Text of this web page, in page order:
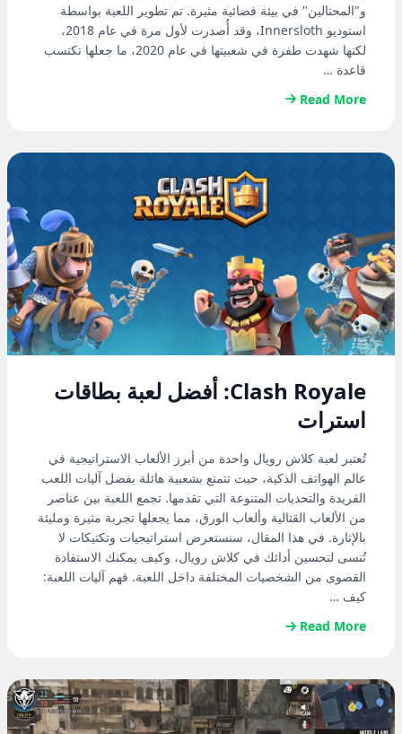
و"المحتالين" في بيئة فضائية مثيرة. تم تطوير اللعبة بواسطة
استوديو Innersloth، وقد أُصدرت لأول مرة في عام 2018،
لكنها شهدت طفرة في شعبيتها في عام 2020، ما جعلها تكتسب
قاعدة …
Read More
Clash Royale: أفضل لعبة بطاقات
استرات
تُعتبر لعبة كلاش رويال واحدة من أبرز الألعاب الاستراتيجية في
عالم الهواتف الذكية، حيث تتمتع بشعبية هائلة بفضل آليات اللعب
الفريدة والتحديات المتنوعة التي تقدمها. تجمع اللعبة بين عناصر
من الألعاب القتالية وألعاب الورق، مما يجعلها تجربة مثيرة ومليئة
بالإثارة. في هذا المقال، سنستعرض استراتيجيات وتكتيكات لا
تُنسى لتحسين أدائك في كلاش رويال، وكيف يمكنك الاستفادة
القصوى من الشخصيات المختلفة داخل اللعبة. فهم آليات اللعبة:
كيف …
Read More